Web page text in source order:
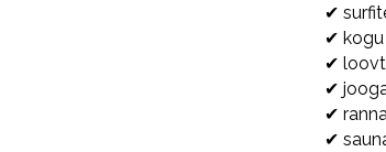
✔
✔ kogu
✔
✔
✔
✔